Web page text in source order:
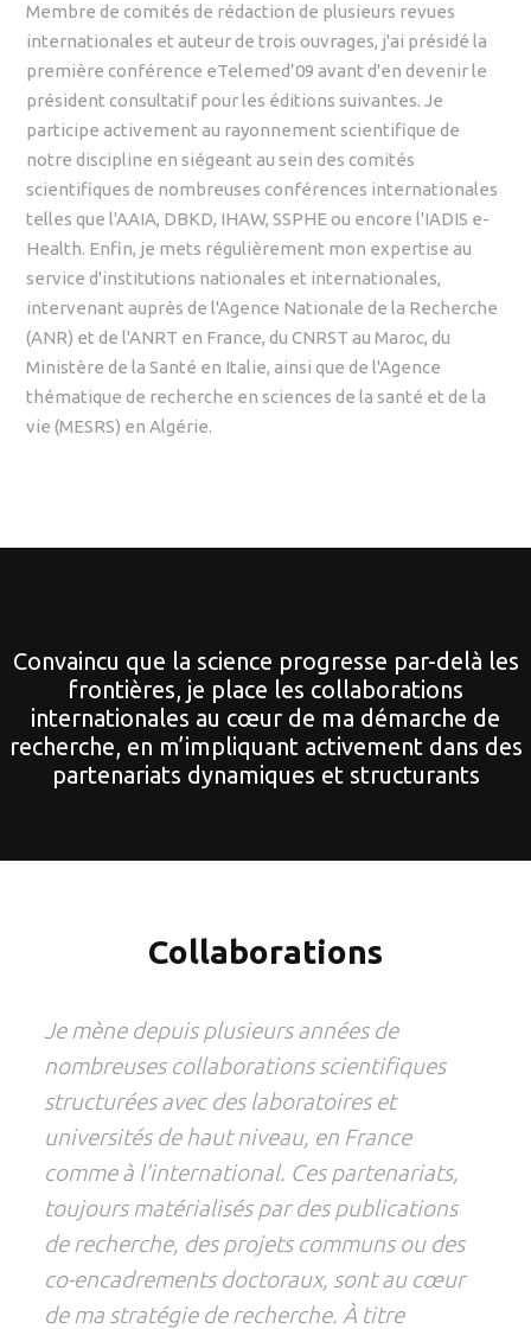
Membre de comités de rédaction de plusieurs revues
internationales et auteur de trois ouvrages, j'ai présidé la
première conférence eTelemed’09 avant d'en devenir le
président consultatif pour les éditions suivantes. Je
participe activement au rayonnement scientifique de
notre discipline en siégeant au sein des comités
scientifiques de nombreuses conférences internationales
telles que l'AAIA, DBKD, IHAW, SSPHE ou encore l'IADIS e-
Health. Enfin, je mets régulièrement mon expertise au
service d'institutions nationales et internationales,
intervenant auprès de l'Agence Nationale de la Recherche
(ANR) et de l'ANRT en France, du CNRST au Maroc, du
Ministère de la Santé en Italie, ainsi que de l'Agence
thématique de recherche en sciences de la santé et de la
vie (MESRS) en Algérie.
Convaincu que la science progresse par-delà les
frontières, je place les collaborations
internationales au cœur de ma démarche de
recherche, en m’impliquant activement dans des
partenariats dynamiques et structurants
Collaborations
Je mène depuis plusieurs années de
nombreuses collaborations scientifiques
structurées avec des laboratoires et
universités de haut niveau, en France
comme à l’international. Ces partenariats,
toujours matérialisés par des publications
de recherche, des projets communs ou des
co-encadrements doctoraux, sont au cœur
de ma stratégie de recherche. À titre